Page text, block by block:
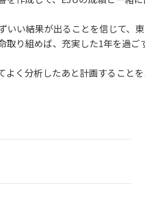
いい結果が出ることを信じて、
取り組めば、充実した1年を過ご
よく分析したあと計画すること